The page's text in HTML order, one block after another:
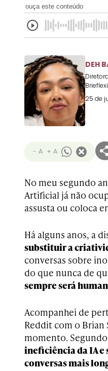
ouça este conteúdo
DEH
25 de
- A + A
No meu segundo
Artificial já não
assusta ou coloca
Há alguns anos, a
substituir a
conversas sobre
do que nunca de
sempre será
Acompanhei de
Reddit com o Brian
momento.
ineficiência da IA e
conversas mais